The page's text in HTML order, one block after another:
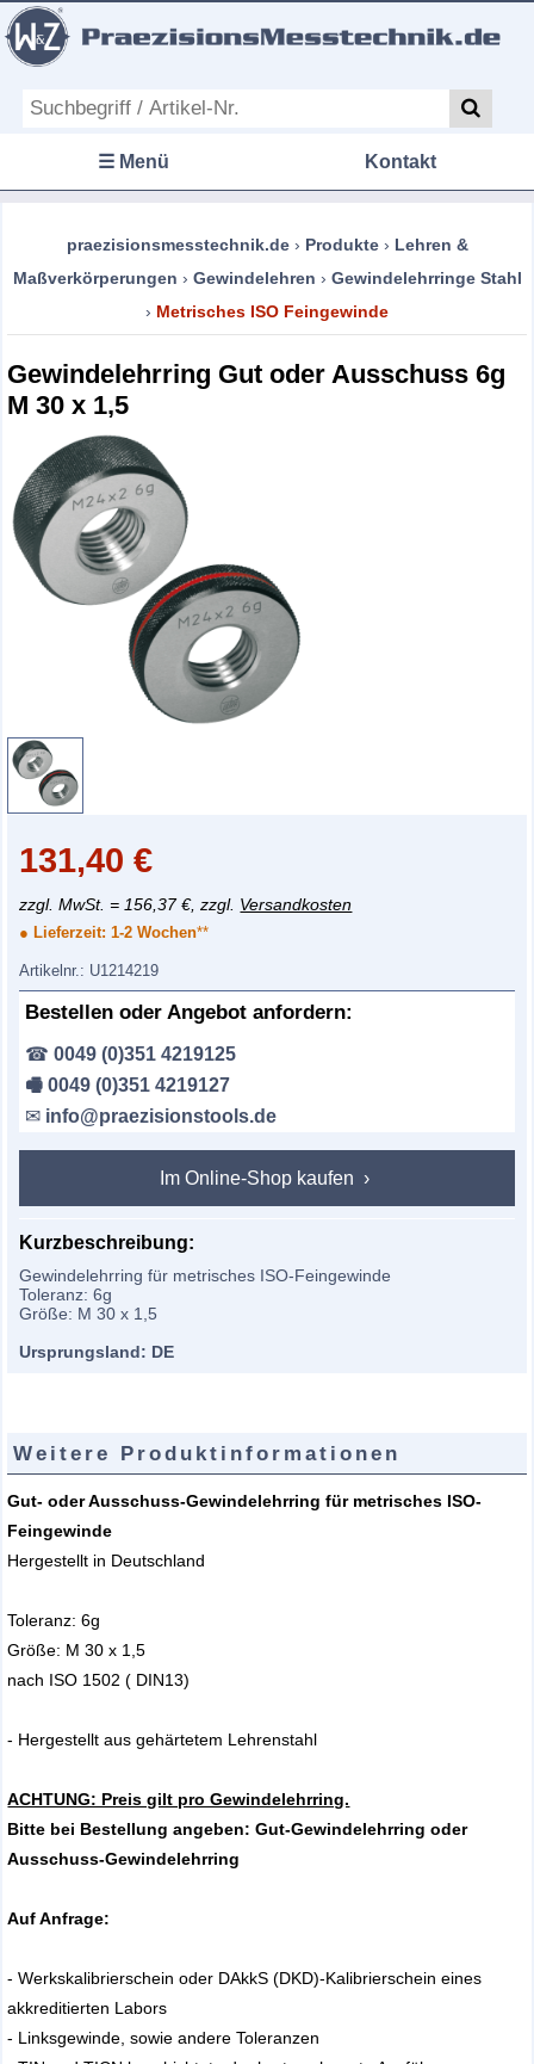
☰ Menü Kontakt
praezisionsmesstechnik.de › Produkte › Lehren &
Maßverkörperungen › Gewindelehren › Gewindelehrringe Stahl
› Metrisches ISO Feingewinde
Gewindelehrring Gut oder Ausschuss 6g
M 30 x 1,5
131,40€
zzgl. MwSt. = 156,37 €, zzgl. Versandkosten
● Lieferzeit:1-2 Wochen**
Artikelnr.: U1214219
Bestellen oder Angebot anfordern:
☎0049 (0)351 4219125
🖷 0049 (0)351 4219127
✉ info@praezisionstools.de
Im Online-Shop kaufen
Kurzbeschreibung:
Gewindelehrring für metrisches ISO-Feingewinde
Toleranz: 6g
Größe: M 30 x 1,5
Ursprungsland: DE
Weitere Produktinformationen
Gut- oder Ausschuss-Gewindelehrring für metrisches ISO-
Feingewinde
Hergestellt in Deutschland
Toleranz: 6g
Größe: M 30 x 1,5
nach ISO 1502 ( DIN13)
- Hergestellt aus gehärtetem Lehrenstahl
ACHTUNG: Preis gilt pro Gewindelehrring.
Bitte bei Bestellung angeben: Gut-Gewindelehrring oder
Ausschuss-Gewindelehrring
Auf Anfrage:
- Werkskalibrierschein oder DAkkS (DKD)-Kalibrierschein eines
akkreditierten Labors
- Linksgewinde, sowie andere Toleranzen